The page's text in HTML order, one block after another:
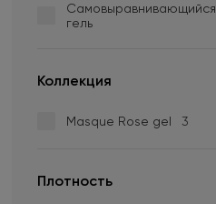
Самовыравнивающийся
гель
Коллекция
Masque Rose gel 3
Плотность